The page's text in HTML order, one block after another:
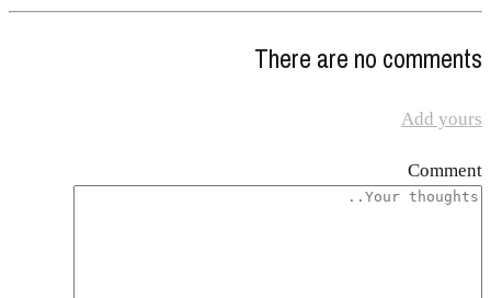
There are no comments
Add yours
Comment